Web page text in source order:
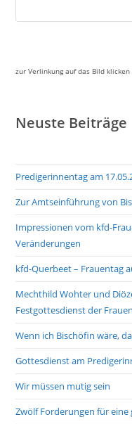
zur Verlinkung auf das Bild klicken
Neuste Beiträge
Predigerinnentag am
Zur Amtseinführung von
Impressionen vom kfd-
Veränderungen
kfd-Querbeet – Frauentag
Mechthild Wohter und
Festgottesdienst der Frauen
Wenn ich Bischöfin wäre,
Gottesdienst am
Wir müssen mutig sein
Zwölf Forderungen für